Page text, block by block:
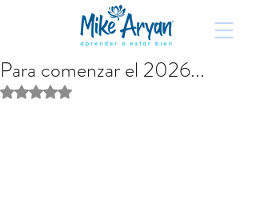
Para comenzar el 2026...
Obtuvo NaN de 5 estrellas.